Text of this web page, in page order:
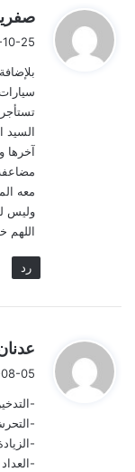
ي
ل
2014-10-25
السيد
آخرها
معه
وليس
اللهم
رد
ي
ل
2016-08-05
-
-
-
-